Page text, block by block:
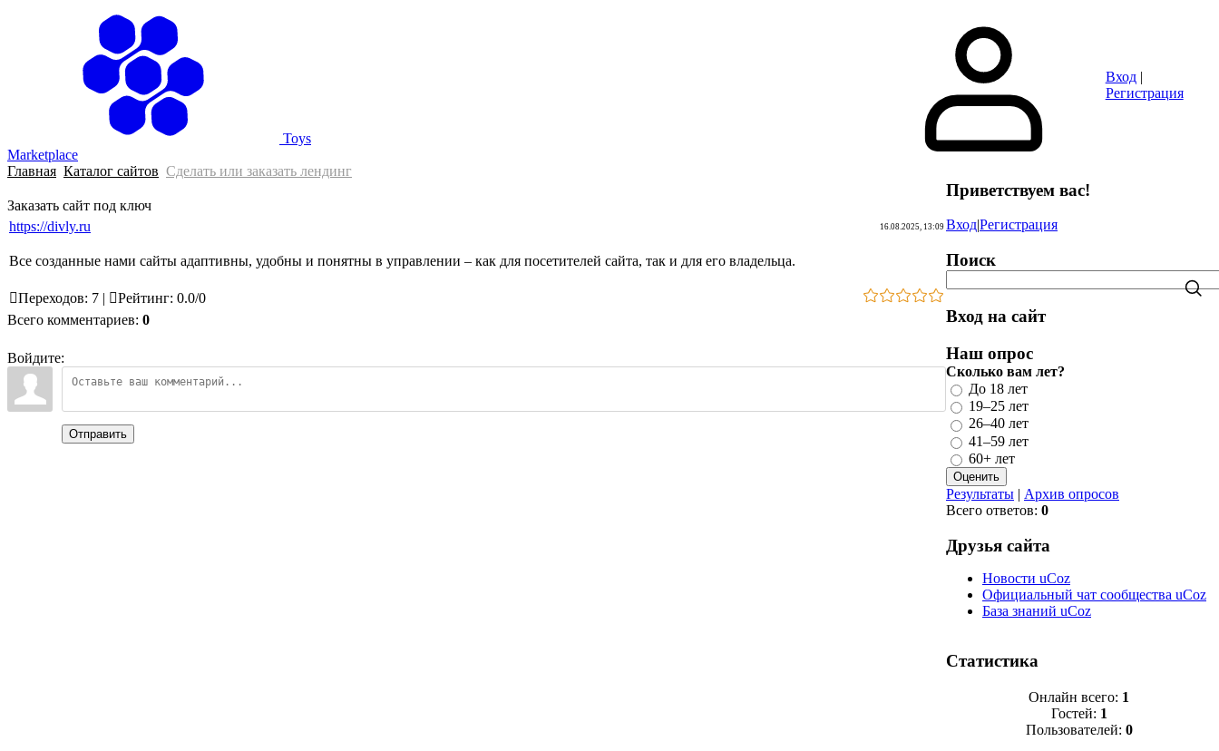
Toys
Marketplace
FAQ
Вход|
Регистрация
Главная Каталог сайтов Сделать или заказать лендинг
Заказать сайт под ключ
https://divly.ru
16.08.2025, 13:09
Все созданные нами сайты адаптивны, удобны и понятны в управлении – как для посетителей сайта, так и для его владельца.
Переходов: 7 | Рейтинг: 0.0/0
Всего комментариев: 0
Войдите:
Отправить
Приветствуем вас!
Вход|Регистрация
Поиск
Вход на сайт
Наш опрос
Сколько вам лет?
До 18 лет
19–25 лет
26–40 лет
41–59 лет
60+ лет
Результаты | Архив опросов
Всего ответов: 0
Друзья сайта
Новости uCoz
Официальный чат сообщества uCoz
База знаний uCoz
Статистика
Онлайн всего: 1
Гостей: 1
Пользователей: 0